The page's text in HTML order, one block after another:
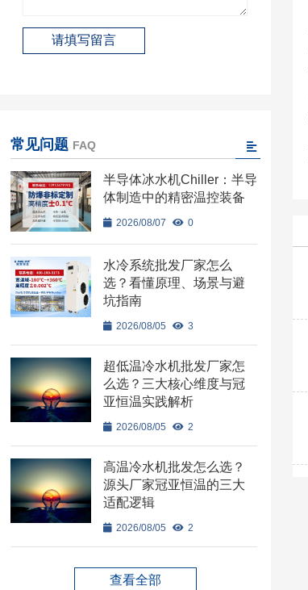
常见问题 FAQ
半导体冰水机Chiller：半导
体制造中的精密温控装备
2026/08/07 0
水冷系统批发厂家怎么
选？看懂原理、场景与避
坑指南
2026/08/05 3
超低温冷水机批发厂家怎
么选？三大核心维度与冠
亚恒温实践解析
2026/08/05 2
高温冷水机批发怎么选？
源头厂家冠亚恒温的三大
适配逻辑
2026/08/05 2
查看全部